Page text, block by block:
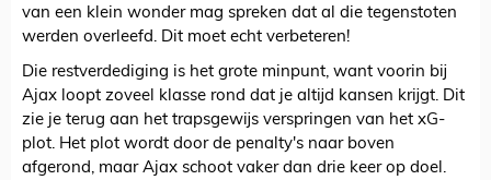
van een klein wonder mag spreken dat al die tegenstoten
werden overleefd. Dit moet echt verbeteren!
Die restverdediging is het grote minpunt, want voorin bij
Ajax loopt zoveel klasse rond dat je altijd kansen krijgt. Dit
zie je terug aan het trapsgewijs verspringen van het xG-
plot. Het plot wordt door de penalty's naar boven
afgerond, maar Ajax schoot vaker dan drie keer op doel.